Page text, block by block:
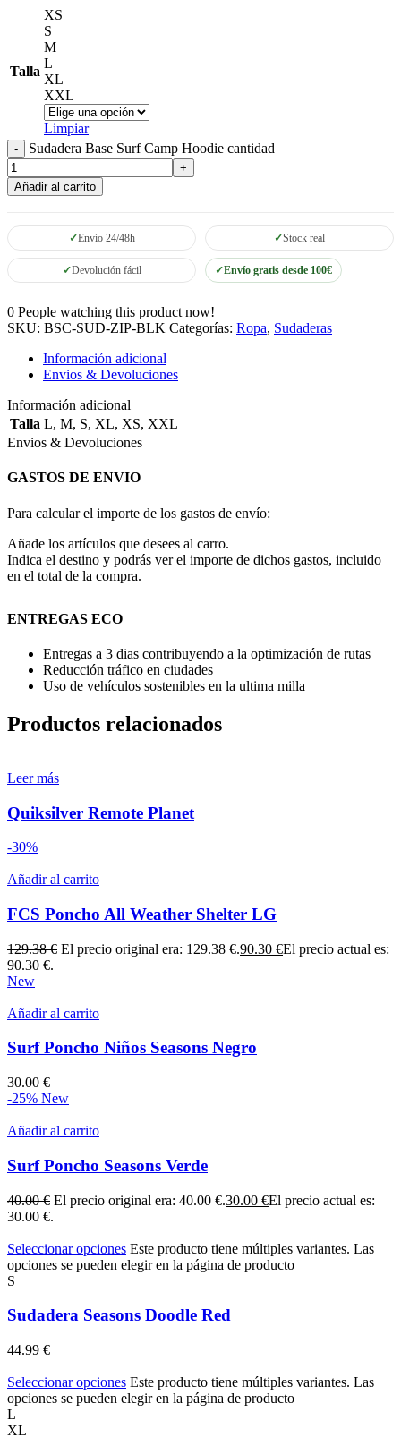
Talla
XS
S
M
L
XL
XXL
Limpiar
Sudadera Base Surf Camp Hoodie cantidad
Añadir al carrito
Envío 24/48h Stock real
Devolución fácil Envío gratis desde 100€
0 People watching this product now!
SKU: BSC-SUD-ZIP-BLK Categorías: Ropa, Sudaderas
Información adicional
Envios & Devoluciones
Información adicional
Talla L, M, S, XL, XS, XXL
Envios & Devoluciones
GASTOS DE ENVIO
Para calcular el importe de los gastos de envío:
Añade los artículos que desees al carro.
Indica el destino y podrás ver el importe de dichos gastos, incluido
en el total de la compra.
ENTREGAS ECO
Entregas a 3 dias contribuyendo a la optimización de rutas
Reducción tráfico en ciudades
Uso de vehículos sostenibles en la ultima milla
Productos relacionados
Leer más
Quiksilver Remote Planet
-30%
Añadir al carrito
FCS Poncho All Weather Shelter LG
129.38€ El precio original era: 129.38 €.90.30 €El precio actual es:
90.30 €.
New
Añadir al carrito
Surf Poncho Niños Seasons Negro
30.00 €
-25% New
Añadir al carrito
Surf Poncho Seasons Verde
40.00€ El precio original era: 40.00 €.30.00 €El precio actual es:
30.00 €.
Seleccionar opciones Este producto tiene múltiples variantes. Las
opciones se pueden elegir en la página de producto
S
Sudadera Seasons Doodle Red
44.99 €
Seleccionar opciones Este producto tiene múltiples variantes. Las
opciones se pueden elegir en la página de producto
L
XL